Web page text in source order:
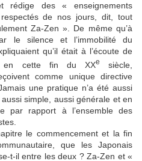
rédige des « enseignements
de nos jours, dit, tout
Za-Zen ». De même qu’à
le silence et l’immobilité du
qu’il était à l’écoute de
en cette fin du XXe
siècle,
comme unique directive
une pratique n’a été aussi
simple, aussi générale et en
par rapport à l’ensemble des
le commencement et la fin
que les Japonais
t-il entre les deux ? Za-Zen et «